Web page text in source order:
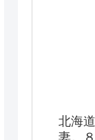
北海
妻。